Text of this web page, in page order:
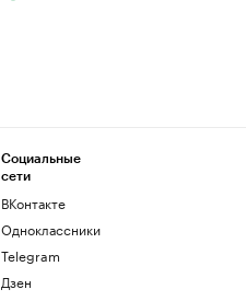
Социальные
сети
ВКонтакте
Одноклассники
Telegram
Дзен